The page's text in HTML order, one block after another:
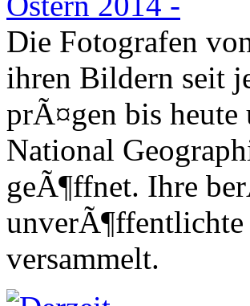
Die Fotografen
ihren Bildern seit
prÃ¤gen bis
National
geÃ¶ffnet. Ihre
unverÃ¶ffentlichte
versammelt.